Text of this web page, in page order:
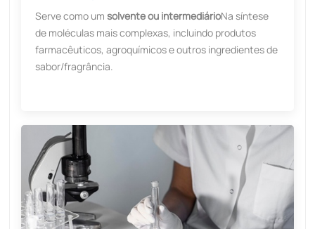
Serve como umsolvente ou intermediárioNa síntese
de moléculas mais complexas, incluindo produtos
farmacêuticos, agroquímicos e outros ingredientes de
sabor/fragrância.